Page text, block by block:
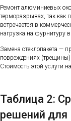
Ремонт алюминиевых
терморазрывах, так
встречается в
нагрузка на фурнитуру
Замена стеклопакета —
повреждениях (трещины)
Стоимость этой услуги
Таблица 2:
решений